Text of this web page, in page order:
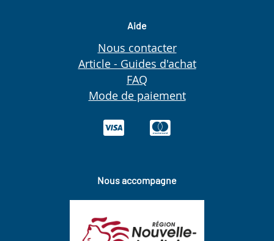
Aide
Nous contacter
Article - Guides d'achat
FAQ
Mode de paiement
Nous accompagne